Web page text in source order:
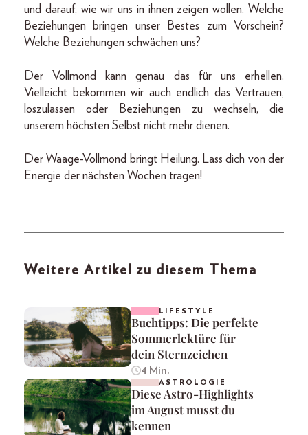
und darauf, wie wir uns in ihnen zeigen wollen. Welche
Beziehungen bringen unser Bestes zum Vorschein?
Welche Beziehungen schwächen uns?
Der Vollmond kann genau das für uns erhellen.
Vielleicht bekommen wir auch endlich das Vertrauen,
loszulassen oder Beziehungen zu wechseln, die
unserem höchsten Selbst nicht mehr dienen.
Der Waage-Vollmond bringt Heilung. Lass dich von der
Energie der nächsten Wochen tragen!
Weitere Artikel zu diesem Thema
LIFESTYLE
Buchtipps: Die perfekte
Sommerlektüre für
dein Sternzeichen
4 Min.
ASTROLOGIE
Diese Astro-Highlights
im August musst du
kennen